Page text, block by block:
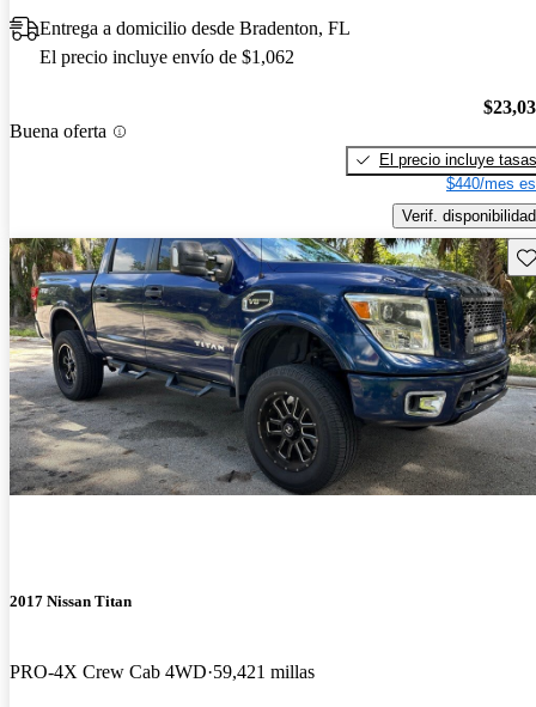
Entrega a domicilio desde Bradenton, FL
El precio incluye envío de $1,062
Buena oferta
El precio incluye tasas
$440/mes
Verif. disponibilidad
2017 Nissan Titan
PRO-4X Crew Cab 4WD 59,421 millas